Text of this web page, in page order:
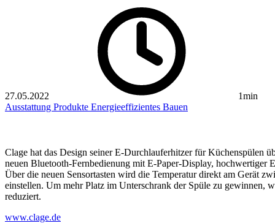
27.05.2022
1min
Ausstattung Produkte Energieeffizientes Bauen
Clage hat das Design seiner E-Durchlauferhitzer für Küchenspülen
neuen Bluetooth-Fernbedienung mit E-Paper-­Display, hochwertiger
Über die neuen Sensortasten wird die Temperatur direkt am Gerät
einstellen. Um mehr Platz im Unterschrank der Spüle zu gewinnen,
reduziert.
www.clage.de